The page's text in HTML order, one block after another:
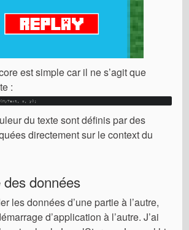
est simple car il ne s’agit que
:
(MyText , x, y);
du texte sont définis par des
directement sur le context du
données
les données d’une partie à l’autre,
d’application à l’autre. J’ai